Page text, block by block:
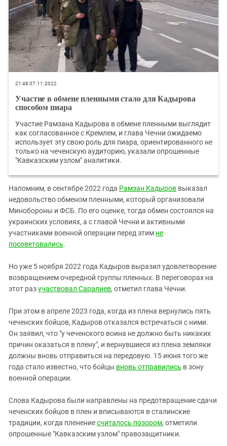
21:48 07.11.2022
Участие в обмене пленными стало для Кадырова
способом пиара
Участие Рамзана Кадырова в обмене пленными выглядит
как согласованное с Кремлем, и глава Чечни ожидаемо
использует эту свою роль для пиара, ориентированного не
только на чеченскую аудиторию, указали опрошенные
"Кавказским узлом" аналитики.
Напомним, в сентябре 2022 года Рамзан Кадыров выказал
недовольство обменом пленными, который организовали
Минобороны и ФСБ. По его оценке, тогда обмен состоялся на
украинских условиях, а с главой Чечни и активными
участниками военной операции перед этим не
посоветовались.
Но уже 5 ноября 2022 года Кадыров выразил удовлетворение
возвращением очередной группы пленных. В переговорах на
этот разучаствовал Саралиев, отметил глава Чечни.
При этом в апреле 2023 года, когда из плена вернулись пять
чеченских бойцов, Кадыров отказался встречаться с ними.
Он заявил, что "у чеченского воина не должно быть никаких
причин оказаться в плену", и вернувшиеся из плена земляки
должны вновь отправиться на передовую. 15 июня того же
года стало известно, что бойцы вновь отправились в зону
военной операции.
Слова Кадырова были направлены на предотвращение сдачи
чеченских бойцов в плен и вписываются в сталинские
традиции, когда пленениесчиталось позором, отметили
опрошенные "Кавказским узлом" правозащитники.